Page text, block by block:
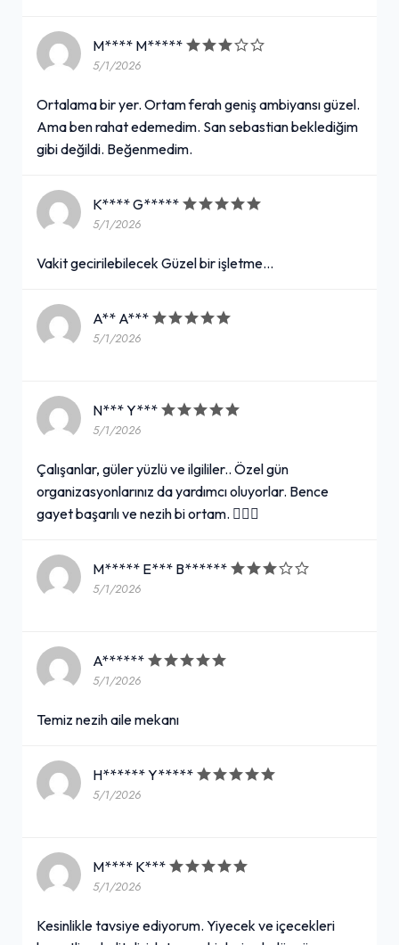
M**** M*****
5/1/2026
Ortalama bir yer. Ortam ferah geniş ambiyansı güzel.
Ama ben rahat edemedim. San sebastian beklediğim
gibi değildi. Beğenmedim.
K**** G*****
5/1/2026
Vakit gecirilebilecek Güzel bir işletme...
A** A***
5/1/2026
N*** Y***
5/1/2026
Çalışanlar, güler yüzlü ve ilgililer.. Özel gün
organizasyonlarınız da yardımcı oluyorlar. Bence
gayet başarılı ve nezih bi ortam. 💁🏻‍♀️
M***** E*** B******
5/1/2026
A******
5/1/2026
Temiz nezih aile mekanı
H****** Y*****
5/1/2026
M**** K***
5/1/2026
Kesinlikle tavsiye ediyorum. Yiyecek ve içecekleri